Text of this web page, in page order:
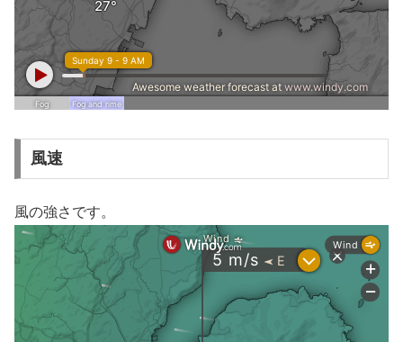
風速
風の強さです。